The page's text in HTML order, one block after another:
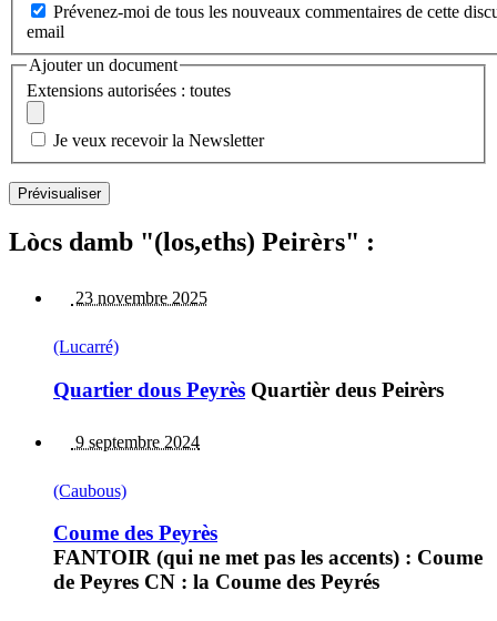
Prévenez-moi de tous les nouveaux commentaires de cette
email
Ajouter un document
Extensions autorisées : toutes
Je veux recevoir la Newsletter
Lòcs damb "(los,eths) Peirèrs" :
23 novembre 2025
(Lucarré)
Quartier dous Peyrès Quartièr deus Peirèrs
9 septembre 2024
(Caubous)
Coume des Peyrès
FANTOIR (qui ne met pas les accents) : Coume
de Peyres CN : la Coume des Peyrés